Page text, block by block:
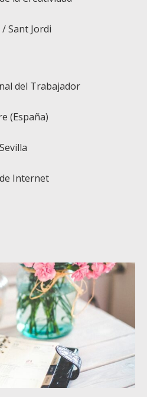
Sant Jordi
del Trabajador
(España)
Internet